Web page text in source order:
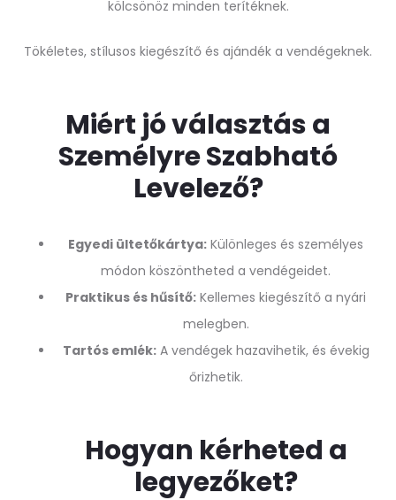
kölcsönöz minden terítéknek.
Tökéletes, stílusos kiegészítő és ajándék a vendégeknek.
Miért jó választás a
Személyre Szabható
Levelező?
Egyedi ültetőkártya: Különleges és személyes
módon köszöntheted a vendégeidet.
Praktikus és hűsítő: Kellemes kiegészítő a nyári
melegben.
Tartós emlék:A vendégek hazavihetik, és évekig
őrizhetik.
Hogyan kérheted a
legyezőket?